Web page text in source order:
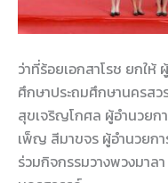
ว่าที่ร้อยเอกสาโรช ยกใ
ศึกษาประถมศึกษานครสว
สุขเจริญโกศล ผู้อำนวยก
เพ็ญ สีมาขจร ผู้อำนวยก
ร่วมกิจกรรมวางพวงมาล